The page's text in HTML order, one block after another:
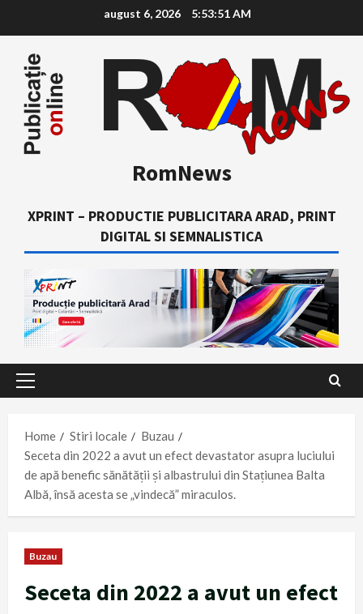
content
august 6, 2026 5:53:52 AM
RomNews
XPRINT – PRODUCTIE PUBLICITARA ARAD, PRINT
DIGITAL SI SEMNALISTICA
Primary
Home
Stiri locale
Buzau
Seceta din 2022 a avut un efect devastator asupra luciului
de apă benefic sănătății și albastrului din Stațiunea Balta
Albă, însă acesta se „vindecă” miraculos.
Buzau
Seceta din 2022 a avut un efect